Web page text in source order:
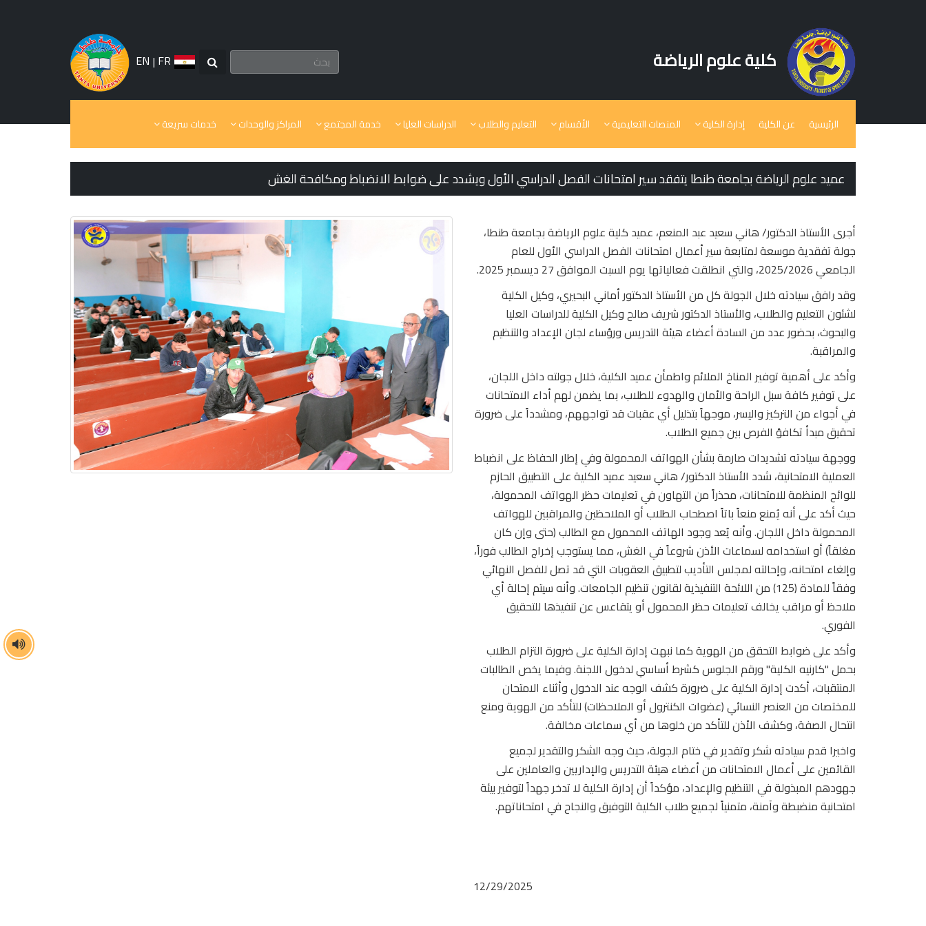
كلية علوم الرياضة EN | FR
الرئيسية عن الكلية إدارة الكلية المنصات التعليمية الأقسام التعليم والطلاب الدراسات العليا خدمة المجتمع المراكز والوحدات خدمات سريعة
عميد علوم الرياضة بجامعة طنطا يتفقد سير امتحانات الفصل الدراسي الأول ويشدد على ضوابط الانضباط ومكافحة الغش
أجرى الأستاذ الدكتور/ هاني سعيد عبد المنعم، عميد كلية علوم الرياضة بجامعة طنطا،
جولة تفقدية موسعة لمتابعة سير أعمال امتحانات الفصل الدراسي الأول للعام
الجامعي 2025/2026، والتي انطلقت فعالياتها يوم السبت الموافق 27 ديسمبر 2025.
وقد رافق سيادته خلال الجولة كل من الأستاذ الدكتور أماني البحيري، وكيل الكلية
لشئون التعليم والطلاب، والأستاذ الدكتور شريف صالح وكيل الكلية للدراسات العليا
والبحوث، بحضور عدد من السادة أعضاء هيئة التدريس ورؤساء لجان الإعداد والتنظيم
والمراقبة.
وأكد على أهمية توفير المناخ الملائم واطمأن عميد الكلية، خلال جولته داخل اللجان،
على توفير كافة سبل الراحة والأمان والهدوء للطلاب، بما يضمن لهم أداء الامتحانات
في أجواء من التركيز واليسر، موجهاً بتذليل أي عقبات قد تواجههم، ومشدداً على ضرورة
تحقيق مبدأ تكافؤ الفرص بين جميع الطلاب.
ووجهة سيادته تشديدات صارمة بشأن الهواتف المحمولة وفي إطار الحفاظ على انضباط
العملية الامتحانية، شدد الأستاذ الدكتور/ هاني سعيد عميد الكلية على التطبيق الحازم
للوائح المنظمة للامتحانات، محذراً من التهاون في تعليمات حظر الهواتف المحمولة،
حيث أكد على أنه يُمنع منعاً باتاً اصطحاب الطلاب أو الملاحظين والمراقبين للهواتف
المحمولة داخل اللجان. وأنه يُعد وجود الهاتف المحمول مع الطالب (حتى وإن كان
مغلقاً) أو استخدامه لسماعات الأذن شروعاً في الغش، مما يستوجب إخراج الطالب فوراً،
وإلغاء امتحانه، وإحالته لمجلس التأديب لتطبيق العقوبات التي قد تصل للفصل النهائي
وفقاً للمادة (125) من اللائحة التنفيذية لقانون تنظيم الجامعات. وأنه سيتم إحالة أي
ملاحظ أو مراقب يخالف تعليمات حظر المحمول أو يتقاعس عن تنفيذها للتحقيق
الفوري.
وأكد على ضوابط التحقق من الهوية كما نبهت إدارة الكلية على ضرورة التزام الطلاب
بحمل "كارنيه الكلية" ورقم الجلوس كشرط أساسي لدخول اللجنة. وفيما يخص الطالبات
المنتقبات، أكدت إدارة الكلية على ضرورة كشف الوجه عند الدخول وأثناء الامتحان
للمختصات من العنصر النسائي (عضوات الكنترول أو الملاحظات) للتأكد من الهوية ومنع
انتحال الصفة، وكشف الأذن للتأكد من خلوها من أي سماعات مخالفة.
واخيرا قدم سيادته شكر وتقدير في ختام الجولة، حيث وجه الشكر والتقدير لجميع
القائمين على أعمال الامتحانات من أعضاء هيئة التدريس والإداريين والعاملين على
جهودهم المبذولة في التنظيم والإعداد، مؤكداً أن إدارة الكلية لا تدخر جهداً لتوفير بيئة
امتحانية منضبطة وآمنة، متمنياً لجميع طلاب الكلية التوفيق والنجاح في امتحاناتهم.
12/29/2025